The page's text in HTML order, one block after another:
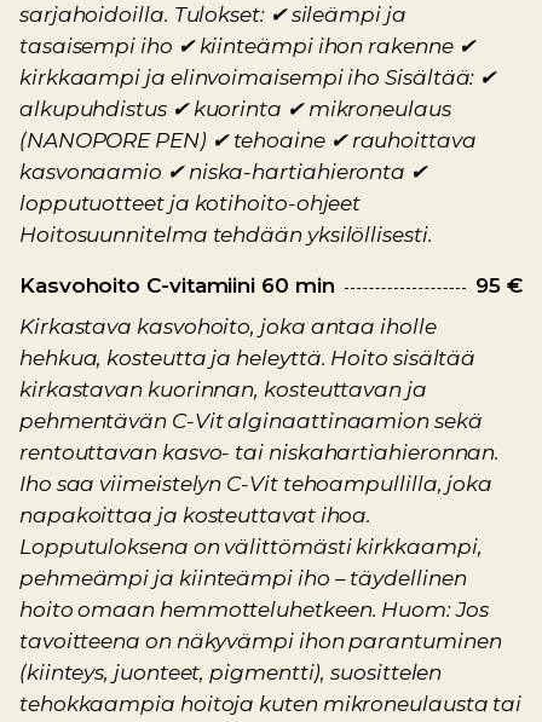
sarjahoidoilla. Tulokset: ✔ sileämpi ja
tasaisempi iho ✔ kiinteämpi ihon rakenne ✔
kirkkaampi ja elinvoimaisempi iho Sisältää: ✔
alkupuhdistus ✔ kuorinta ✔ mikroneulaus
(NANOPORE PEN) ✔ tehoaine ✔ rauhoittava
kasvonaamio ✔ niska-hartiahieronta ✔
lopputuotteet ja kotihoito-ohjeet
Hoitosuunnitelma tehdään yksilöllisesti.
Kasvohoito C-vitamiini 60 min
95 €
Kirkastava kasvohoito, joka antaa iholle
hehkua, kosteutta ja heleyttä. Hoito sisältää
kirkastavan kuorinnan, kosteuttavan ja
pehmentävän C-Vit alginaattinaamion sekä
rentouttavan kasvo- tai niskahartiahieronnan.
Iho saa viimeistelyn C-Vit tehoampullilla, joka
napakoittaa ja kosteuttavat ihoa.
Lopputuloksena on välittömästi kirkkaampi,
pehmeämpi ja kiinteämpi iho – täydellinen
hoito omaan hemmotteluhetkeen. Huom: Jos
tavoitteena on näkyvämpi ihon parantuminen
(kiinteys, juonteet, pigmentti), suosittelen
tehokkaampia hoitoja kuten mikroneulausta tai